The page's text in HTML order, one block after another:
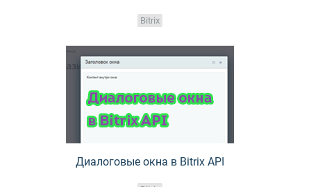
Bitrix
Диалоговые окна в Bitrix API